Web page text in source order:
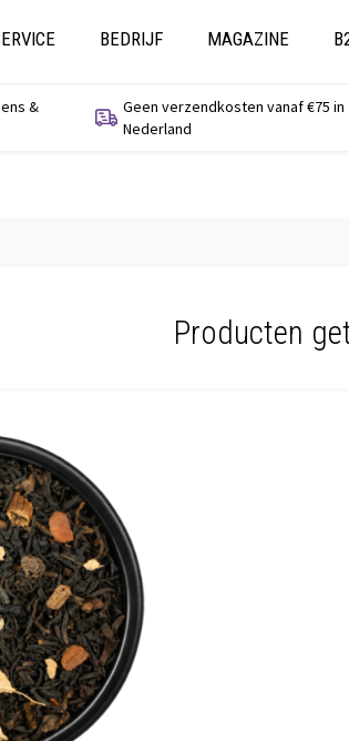
BEDRIJF MAGAZINE
&
Geen verzendkosten vanaf €75 in
Nederland
Producten